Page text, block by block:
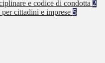
e codice di condotta 2
cittadini e imprese 5